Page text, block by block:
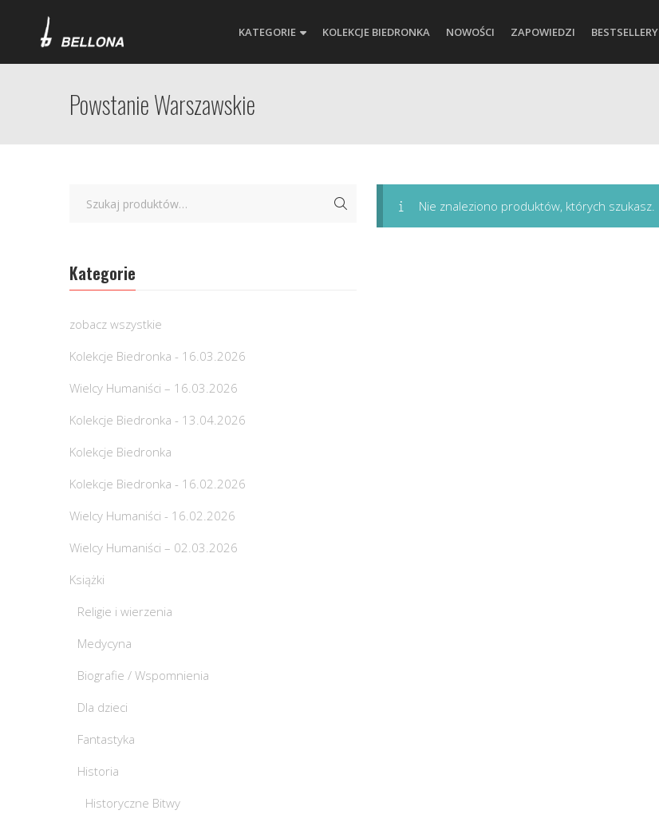
KATEGORIE KOLEKCJE BIEDRONKA NOWOŚCI ZAPOWIEDZI BESTSELLERY
Powstanie Warszawskie
Nie znaleziono produktów, których szukasz.
Kategorie
zobacz wszystkie
Kolekcje Biedronka - 16.03.2026
Wielcy Humaniści – 16.03.2026
Kolekcje Biedronka - 13.04.2026
Kolekcje Biedronka
Kolekcje Biedronka - 16.02.2026
Wielcy Humaniści - 16.02.2026
Wielcy Humaniści – 02.03.2026
Książki
Religie i wierzenia
Medycyna
Biografie / Wspomnienia
Dla dzieci
Fantastyka
Historia
Historyczne Bitwy